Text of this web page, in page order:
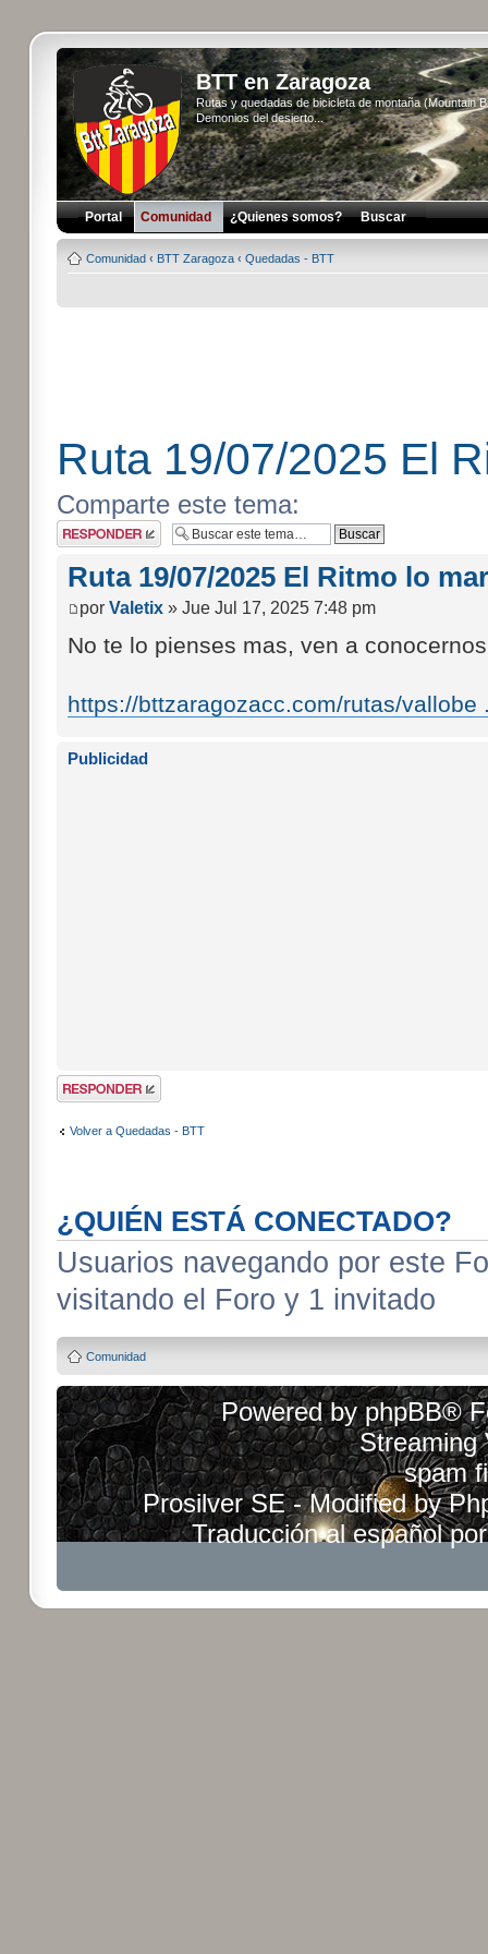
BTT en Zaragoza
Rutas y quedadas de bicicleta de montaña (Mountain
Demonios del desierto...
Portal Comunidad ¿Quienes somos? Buscar
Comunidad ‹ BTT Zaragoza ‹ Quedadas - BTT
Ruta 19/07/2025 El
Comparte este tema:
Publicar una
respuesta
Ruta 19/07/2025 El Ritmo lo
por Valetix» Jue Jul 17, 2025 7:48 pm
No te lo pienses mas, ven a
https://bttzaragozacc.com/rutas/vallobe
Publicidad
Publicar una
respuesta
Volver a Quedadas - BTT
¿QUIÉN ESTÁ CONECTADO?
Usuarios navegando por este
visitando el Foro y 1 invitado
Comunidad
Powered byphpBB®
Streaming
spam
Prosilver SE - Modified by
Traducción al español